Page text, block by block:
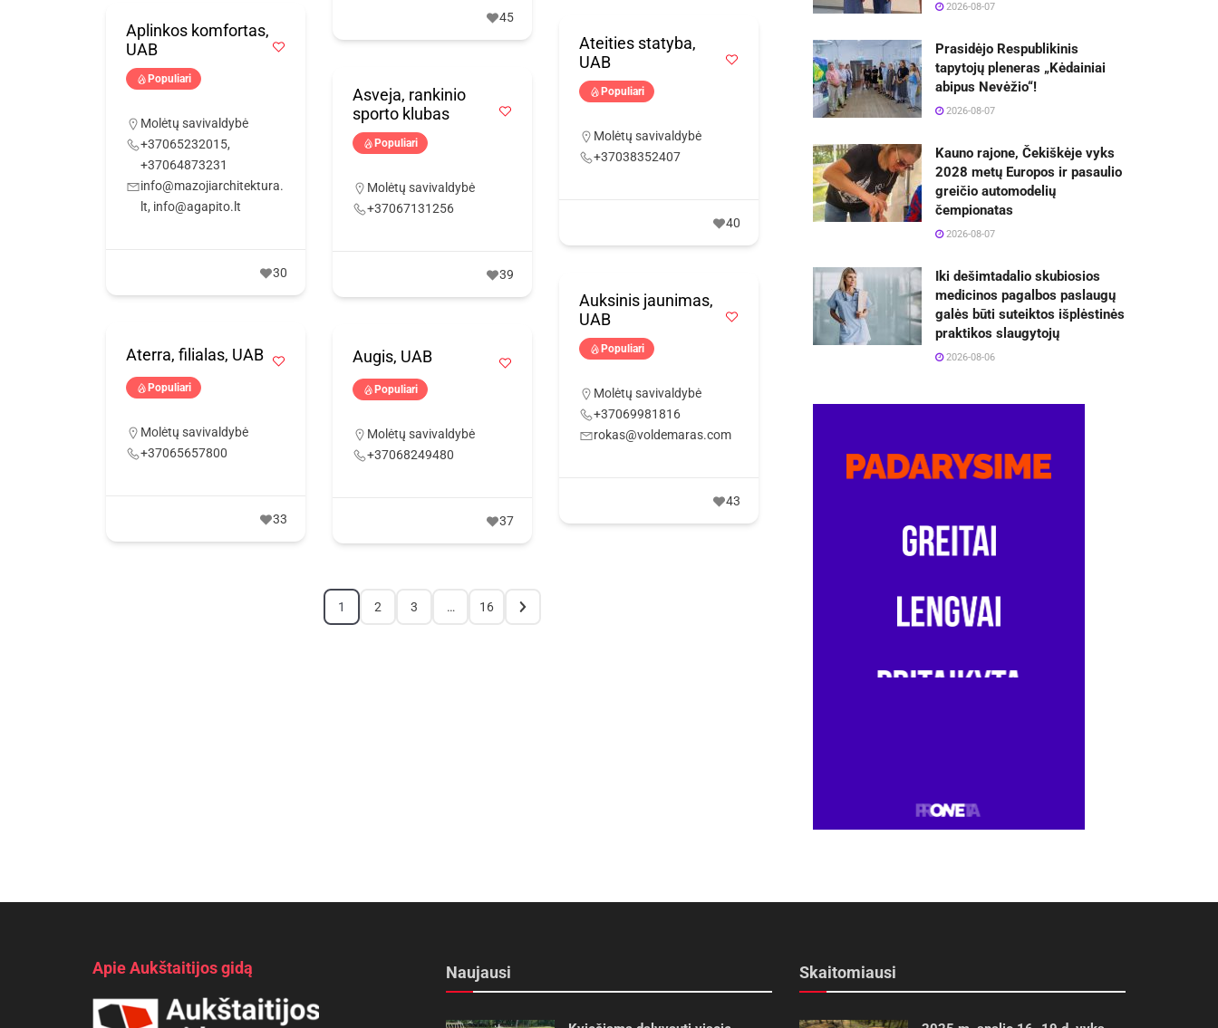
45
Aplinkos komfortas,
UAB
Populiari
Molėtų savivaldybė
+37065232015,
+37064873231
info@mazojiarchitektura.
lt, info@agapito.lt
30
Asveja, rankinio
sporto klubas
Populiari
Molėtų savivaldybė
+37067131256
39
Ateities statyba,
UAB
Populiari
Molėtų savivaldybė
+37038352407
40
Aterra, filialas, UAB
Populiari
Molėtų savivaldybė
+37065657800
33
Augis, UAB
Populiari
Molėtų savivaldybė
+37068249480
37
Auksinis jaunimas,
UAB
Populiari
Molėtų savivaldybė
+37069981816
rokas@voldemaras.com
43
1 2 3 … 16
2026-08-07
Prasidėjo Respublikinis
tapytojų pleneras „Kėdainiai
abipus Nevėžio“!
2026-08-07
Kauno rajone, Čekiškėje vyks
2028 metų Europos ir pasaulio
greičio automodelių
čempionatas
2026-08-07
Iki dešimtadalio skubiosios
medicinos pagalbos paslaugų
galės būti suteiktos išplėstinės
praktikos slaugytojų
2026-08-06
Apie Aukštaitijos gidą Naujausi Skaitomiausi